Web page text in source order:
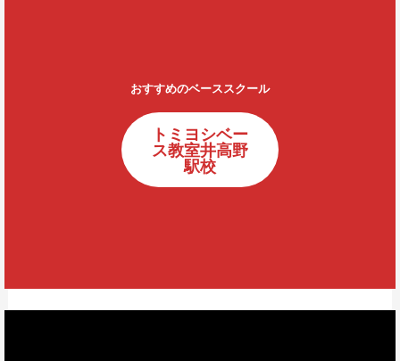
おすすめのベーススクール
トミヨシベー
ス教室井高野
駅校